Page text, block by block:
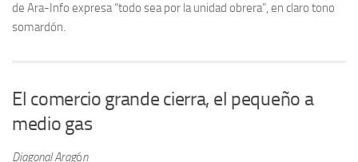
de Ara-Info expresa “todo sea por la unidad obrera”, en claro tono
somardón.
El comercio grande cierra, el pequeño a
medio gas
Diagonal Aragón